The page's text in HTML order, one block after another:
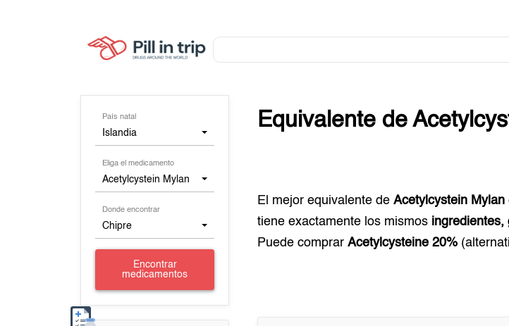
País natal
Islandia
Eliga el medicamento
Acetylcystein Mylan
Donde encontrar
Chipre
Encontrar
medicamentos
Equivalente de
El mejor equivalente deAcetylcystein Mylan
tiene exactamente los mismos ingredientes,
Puede comprarAcetylcysteine 20%